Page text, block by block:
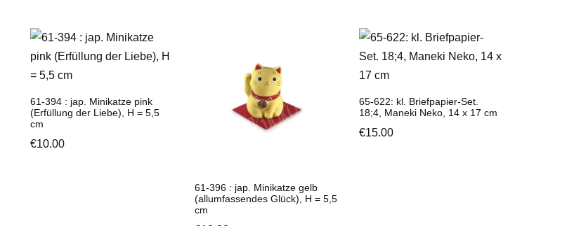
61-394 : jap. Minikatze pink
(Erfüllung der Liebe), H = 5,5
cm
€10.00
61-396 : jap. Minikatze gelb
(allumfassendes Glück), H = 5,5
cm
65-622: kl. Briefpapier-Set.
18;4, Maneki Neko, 14 x 17 cm
€15.00